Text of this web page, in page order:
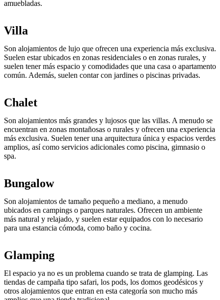
amuebladas.
Villa
Son alojamientos de lujo que ofrecen una experiencia más exclusiva.
Suelen estar ubicados en zonas residenciales o en zonas rurales, y
suelen tener más espacio y comodidades que una casa o apartamento
común. Además, suelen contar con jardines o piscinas privadas.
Chalet
Son alojamientos más grandes y lujosos que las villas. A menudo se
encuentran en zonas montañosas o rurales y ofrecen una experiencia
más exclusiva. Suelen tener una arquitectura única y espacios verdes
amplios, así como servicios adicionales como piscina, gimnasio o
spa.
Bungalow
Son alojamientos de tamaño pequeño a mediano, a menudo
ubicados en campings o parques naturales. Ofrecen un ambiente
más natural y relajado, y suelen estar equipados con lo necesario
para una estancia cómoda, como baño y cocina.
Glamping
El espacio ya no es un problema cuando se trata de glamping. Las
tiendas de campaña tipo safari, los pods, los domos geodésicos y
otros alojamientos que entran en esta categoría son mucho más